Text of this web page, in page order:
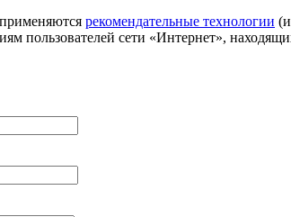
рекомендательные технологии
пользователей сети «Интернет»,